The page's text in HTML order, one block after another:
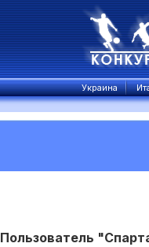
Украина
Пользователь